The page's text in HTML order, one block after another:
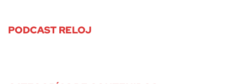
PODCAST RELOJ